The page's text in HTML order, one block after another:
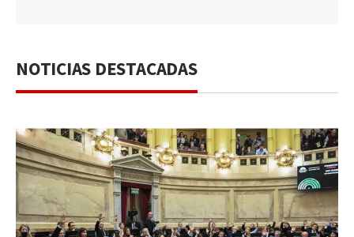
NOTICIAS DESTACADAS